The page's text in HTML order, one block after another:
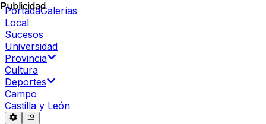
PortadaGalerías
Local
Sucesos
Universidad
Provincia
Cultura
Deportes
Campo
Castilla y León
Publicidad
Publicidad